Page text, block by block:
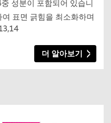
성분이 포함되어 있습니
표면 긁힘을 최소화하며
더 알아보기